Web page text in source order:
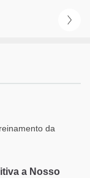
da
a Nosso